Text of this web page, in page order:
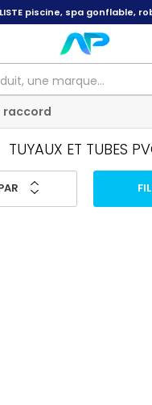
piscine, spa gonflable,
raccord
TUYAUX ET TUBES